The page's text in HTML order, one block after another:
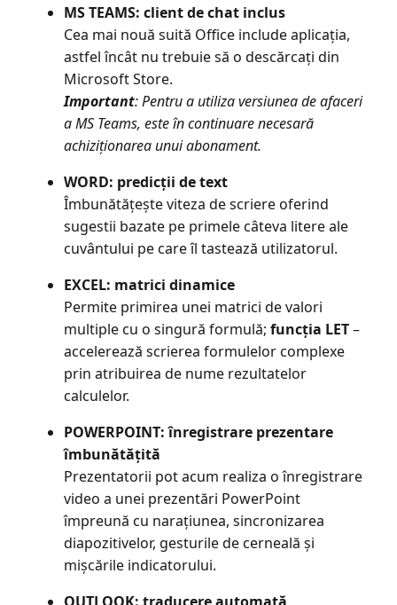
MS TEAMS: client de chat inclus
Cea mai nouă suită Office include aplicația,
astfel încât nu trebuie să o descărcați din
Microsoft Store.
Important: Pentru a utiliza versiunea de afaceri
a MS Teams, este în continuare necesară
achiziționarea unui abonament.
WORD: predicții de text
Îmbunătățește viteza de scriere oferind
sugestii bazate pe primele câteva litere ale
cuvântului pe care îl tastează utilizatorul.
EXCEL: matrici dinamice
Permite primirea unei matrici de valori
multiple cu o singură formulă; funcția LET–
accelerează scrierea formulelor complexe
prin atribuirea de nume rezultatelor
calculelor.
POWERPOINT: înregistrare prezentare
îmbunătățită
Prezentatorii pot acum realiza o înregistrare
video a unei prezentări PowerPoint
împreună cu narațiunea, sincronizarea
diapozitivelor, gesturile de cerneală și
mișcările indicatorului.
OUTLOOK: traducere automată